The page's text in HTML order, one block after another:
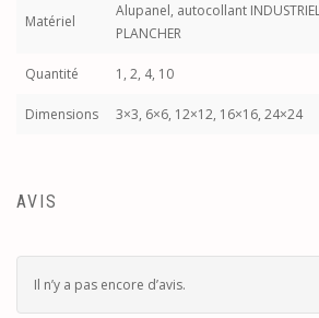
Matériel
Alupanel, autocollant
PLANCHER
Quantité 1, 2, 4, 10
Dimensions 3×3, 6×6, 12×12, 16×16, 24×24
AVIS
Il n’y a pas encore d’avis.